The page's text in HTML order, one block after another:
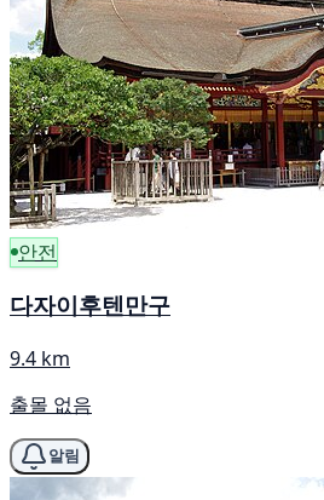
안전
다자이후텐만구
9.4 km
출몰 없음
알림